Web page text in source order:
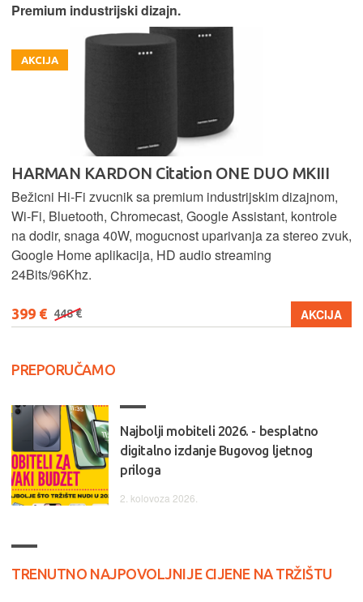
Premium industrijski dizajn.
AKCIJA
HARMAN KARDON Citation ONE DUO MKIII
Bežicni Hi-Fi zvucnik sa premium industrijskim dizajnom,
Wi-Fi, Bluetooth, Chromecast, Google Assistant, kontrole
na dodir, snaga 40W, mogucnost uparivanja za stereo zvuk,
Google Home aplikacija, HD audio streaming
24Bits/96Khz.
399 € 448 € AKCIJA
PREPORUČAMO
Najbolji mobiteli 2026. - besplatno
digitalno izdanje Bugovog ljetnog
priloga
2. kolovoza 2026.
TRENUTNO NAJPOVOLJNIJE CIJENE NA TRŽIŠTU